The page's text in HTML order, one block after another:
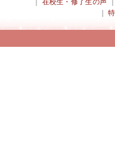
在校生・修了生の声
｜